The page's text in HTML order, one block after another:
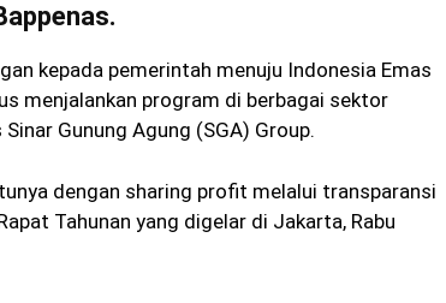
kepada pemerintah menuju Indonesia Emas
menjalankan program di berbagai sektor
Gunung Agung (SGA) Group.
dengan sharing profit melalui transparansi
Tahunan yang digelar di Jakarta, Rabu